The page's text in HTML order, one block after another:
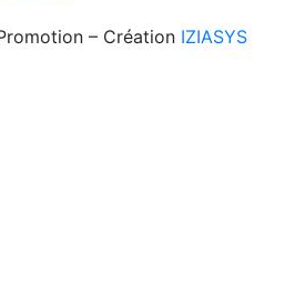
– Création IZIASYS